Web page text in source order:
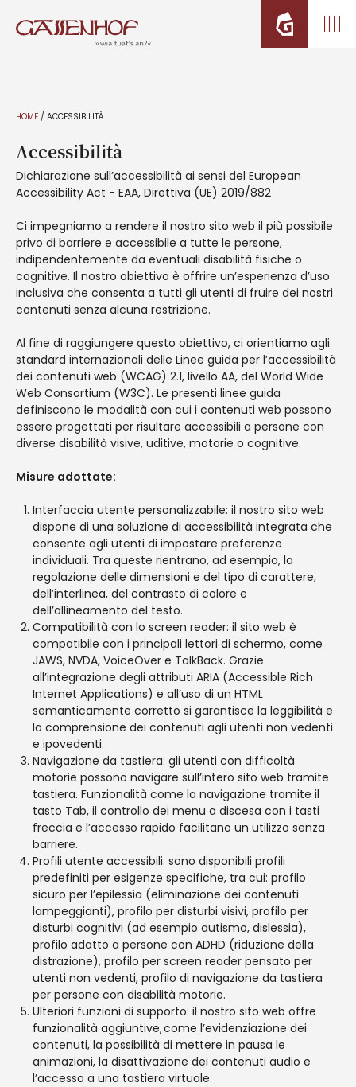
HOME / ACCESSIBILITÀ
Accessibilità
Dichiarazione sull’accessibilità ai sensi del European
Accessibility Act - EAA, Direttiva (UE) 2019/882
Ci impegniamo a rendere il nostro sito web il più possibile
privo di barriere e accessibile a tutte le persone,
indipendentemente da eventuali disabilità fisiche o
cognitive. Il nostro obiettivo è offrire un’esperienza d’uso
inclusiva che consenta a tutti gli utenti di fruire dei nostri
contenuti senza alcuna restrizione.
Al fine di raggiungere questo obiettivo, ci orientiamo agli
standard internazionali delle Linee guida per l’accessibilità
dei contenuti web (WCAG) 2.1, livello AA, del World Wide
Web Consortium (W3C). Le presenti linee guida
definiscono le modalità con cui i contenuti web possono
essere progettati per risultare accessibili a persone con
diverse disabilità visive, uditive, motorie o cognitive.
Misure adottate:
Interfaccia utente personalizzabile: il nostro sito web
dispone di una soluzione di accessibilità integrata che
consente agli utenti di impostare preferenze
individuali. Tra queste rientrano, ad esempio, la
regolazione delle dimensioni e del tipo di carattere,
dell’interlinea, del contrasto di colore e
dell’allineamento del testo.
Compatibilità con lo screen reader: il sito web è
compatibile con i principali lettori di schermo, come
JAWS, NVDA, VoiceOver e TalkBack. Grazie
all’integrazione degli attributi ARIA (Accessible Rich
Internet Applications) e all’uso di un HTML
semanticamente corretto si garantisce la leggibilità e
la comprensione dei contenuti agli utenti non vedenti
e ipovedenti.
Navigazione da tastiera: gli utenti con difficoltà
motorie possono navigare sull’intero sito web tramite
tastiera. Funzionalità come la navigazione tramite il
tasto Tab, il controllo dei menu a discesa con i tasti
freccia e l’accesso rapido facilitano un utilizzo senza
barriere.
Profili utente accessibili: sono disponibili profili
predefiniti per esigenze specifiche, tra cui: profilo
sicuro per l’epilessia (eliminazione dei contenuti
lampeggianti), profilo per disturbi visivi, profilo per
disturbi cognitivi (ad esempio autismo, dislessia),
profilo adatto a persone con ADHD (riduzione della
distrazione), profilo per screen reader pensato per
utenti non vedenti, profilo di navigazione da tastiera
per persone con disabilità motorie.
Ulteriori funzioni di supporto: il nostro sito web offre
funzionalità aggiuntive, come l’evidenziazione dei
contenuti, la possibilità di mettere in pausa le
animazioni, la disattivazione dei contenuti audio e
l’accesso a una tastiera virtuale.